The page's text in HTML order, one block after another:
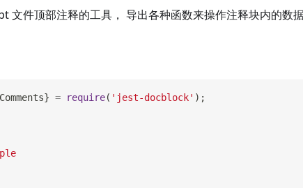
文件顶部注释的工具， 导出各种函数来操作注释块内的数
} = require( 'jest-docblock' ) ;